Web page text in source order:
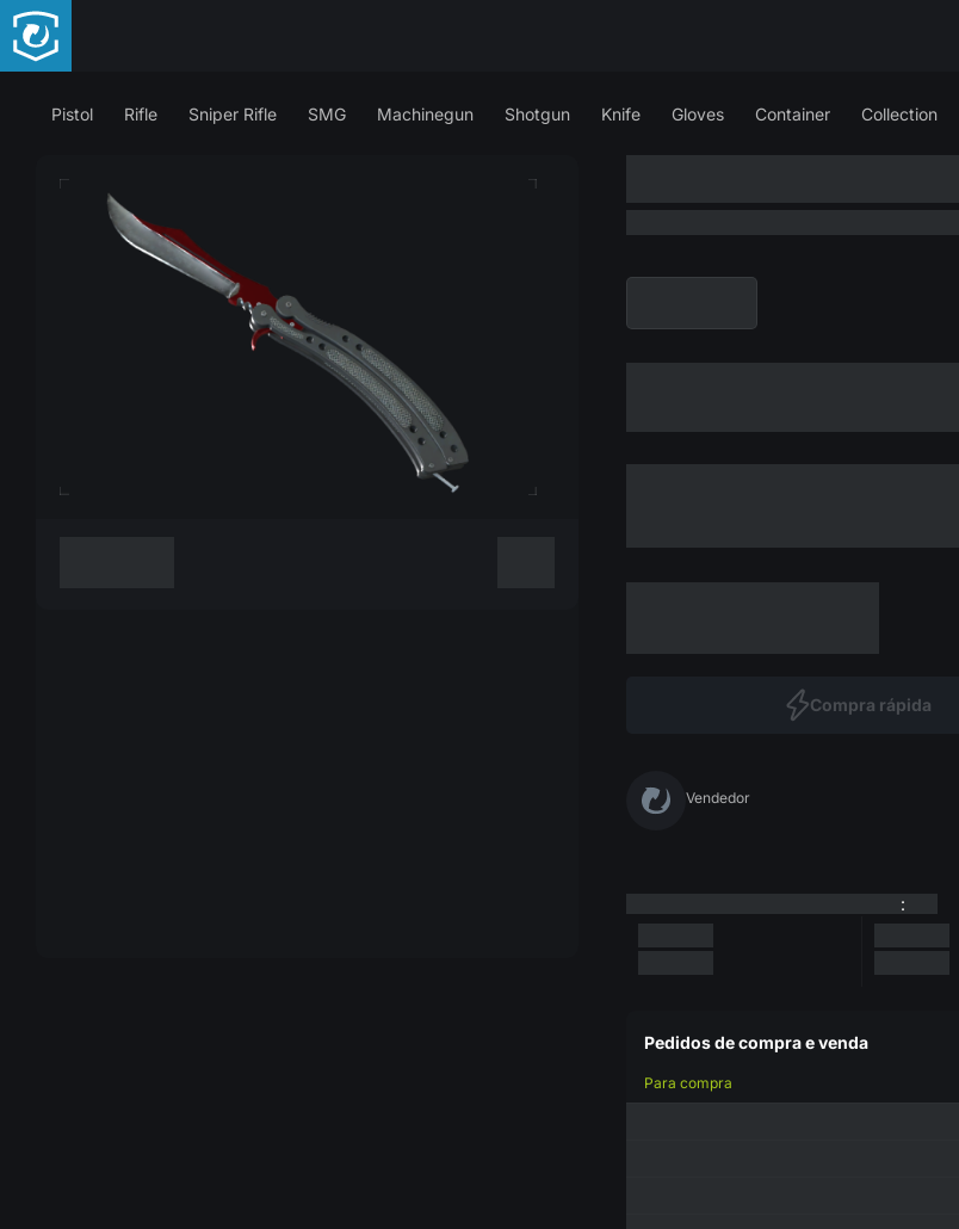
Pistol Rifle Sniper Rifle SMG Machinegun Shotgun Knife Gloves Container Collection
Compra rápida
Vendedor
:
Pedidos de compra e venda
Para compra